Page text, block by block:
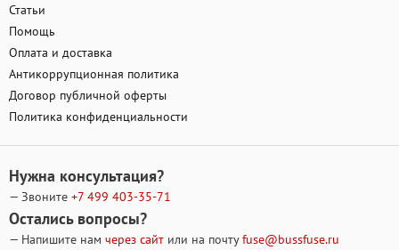
Статьи
Помощь
Оплата и доставка
Антикоррупционная политика
Договор публичной оферты
Политика конфиденциальности
Нужна консультация?
— Звоните +7 499 403-35-71
Остались вопросы?
— Напишите нам через сайт или на почтуfuse@bussfuse.ru